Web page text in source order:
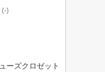
(-)
ーズクロゼット